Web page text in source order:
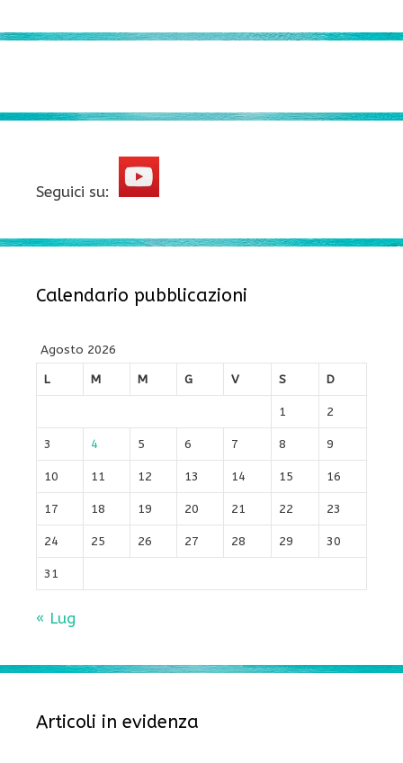
Seguici su:
Calendario pubblicazioni
Agosto 2026
L
M M G V S D
1 2
3 4 5 6 7 8 9
10 11 12 13 14 15 16
17 18 19 20 21 22 23
24 25 26 27 28 29 30
31
« Lug
Articoli in evidenza